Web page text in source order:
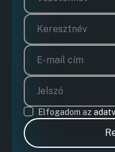
Elfogadom az